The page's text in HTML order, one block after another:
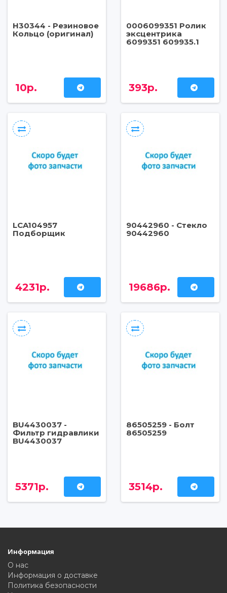
H30344 - Резиновое
Кольцо (оригинал)
10р.
0006099351 Ролик
эксцентрика
6099351 609935.1
393р.
LCA104957
Подборщик
4231р.
90442960 - Стекло
90442960
19686р.
BU4430037 -
Фильтр гидравлики
BU4430037
5371р.
86505259 - Болт
86505259
3514р.
Информация
О нас
Информация о доставке
Политика безопасности